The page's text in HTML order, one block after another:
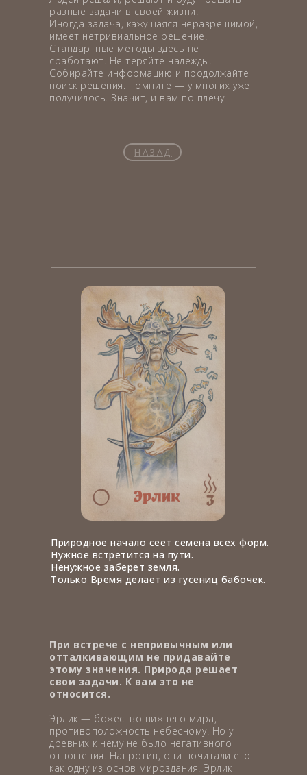
разные задачи в своей жизни.
Иногда задача, кажущаяся неразрешимой,
имеет нетривиальное решение.
Стандартные методы здесь не
сработают. Не теряйте надежды.
Собирайте информацию и продолжайте
поиск решения. Помните — у многих уже
получилось. Значит, и вам по плечу.
НАЗАД
Природное начало сеет семена всех форм.
Нужное встретится на пути.
Ненужное заберет земля.
Только Время делает из гусениц бабочек.
При встрече с непривычным или
отталкивающим не придавайте
этому значения. Природа решает
свои задачи. К вам это не
относится.
Эрлик — божество нижнего мира,
противоположность небесному. Но у
древних к нему не было негативного
отношения. Напротив, они почитали его
как одну из основ мироздания. Эрлик